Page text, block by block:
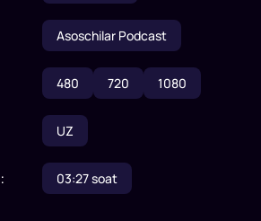
Asoschilar Podcast
480 720 1080
UZ
: 03:27soat